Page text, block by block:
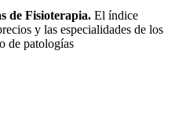
de Fisioterapia. El índice
y las especialidades de los
de patologías